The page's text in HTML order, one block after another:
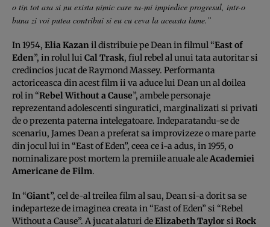
o tin tot asa si nu exista nimic care sa-mi impiedice progresul, intr-o
buna zi voi putea contribui si eu cu ceva la aceasta lume.”
In 1954, Elia Kazanil distribuie pe Dean in filmul “East of
Eden”, in rolul lui Cal Trask, fiul rebel al unui tata autoritar si
credincios jucat de Raymond Massey. Performanta
actoriceasca din acest film ii va aduce lui Dean un al doilea
rol in “Rebel Without a Cause”, ambele personaje
reprezentand adolescenti singuratici, marginalizati si privati
de o prezenta paterna intelegatoare. Indeparatandu-se de
scenariu, James Dean a preferat sa improvizeze o mare parte
din jocul lui in “East of Eden”, ceea ce i-a adus, in 1955, o
nominalizare post mortem la premiile anuale aleAcademiei
Americane de Film.
In “Giant”, cel de-al treilea film al sau, Dean si-a dorit sa se
indeparteze de imaginea creata in “East of Eden” si “Rebel
Without a Cause”. A jucat alaturi deElizabeth Taylorsi Rock